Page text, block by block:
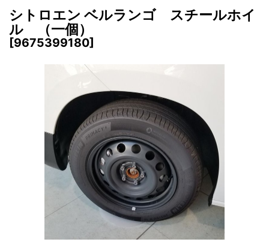
シトロエン ベルランゴ スチールホイ
ル （一個）
[9675399180]